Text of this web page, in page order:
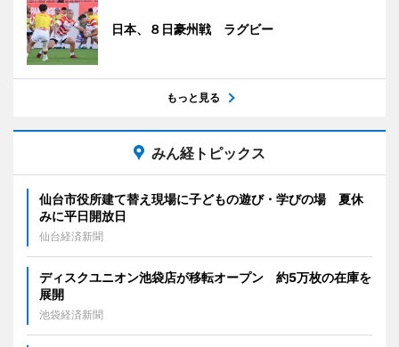
日本、８日豪州戦 ラグビー
もっと見る
みん経トピックス
仙台市役所建て替え現場に子どもの遊び・学びの場 夏休
みに平日開放日
仙台経済新聞
ディスクユニオン池袋店が移転オープン 約5万枚の在庫を
展開
池袋経済新聞